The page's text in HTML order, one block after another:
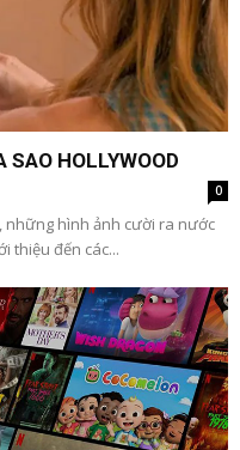
SAO HOLLYWOOD
0
những hình ảnh cười ra nước
thiệu đến các...